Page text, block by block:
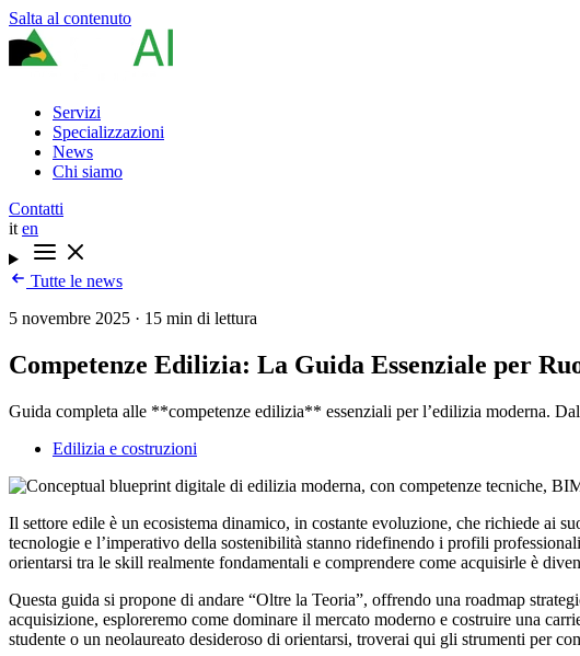
Salta al contenuto
Servizi
Specializzazioni
News
Chi siamo
Contatti
it en
Tutte le news
5 novembre 2025 · 15 min di lettura
Competenze Edilizia: La Guida Essenziale per
Guida completa alle **competenze edilizia** essenziali per l’edilizia moderna.
Edilizia e costruzioni
Il settore edile è un ecosistema dinamico, in costante evoluzione, che richiede ai
tecnologie e l’imperativo della sostenibilità stanno ridefinendo i profili
orientarsi tra le skill realmente fondamentali e comprendere come acquisirle è
Questa guida si propone di andare “Oltre la Teoria”, offrendo una roadmap
acquisizione, esploreremo come dominare il mercato moderno e costruire una
studente o un neolaureato desideroso di orientarsi, troverai qui gli strumenti per